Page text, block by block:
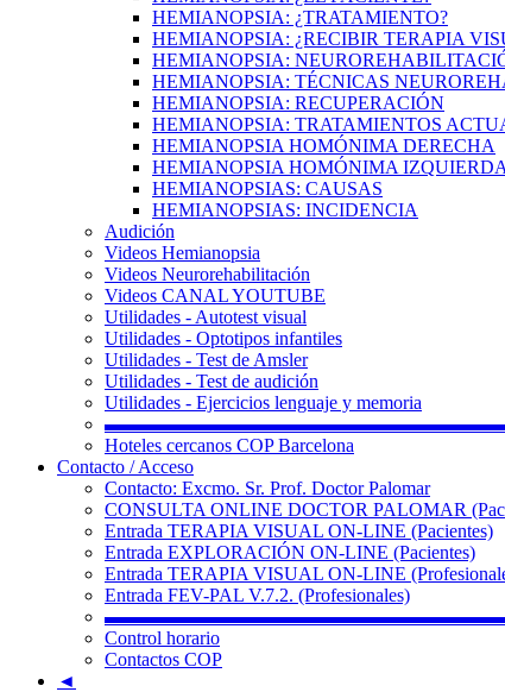
HEMIANOPSIA: ¿TRATAMIENTO?
HEMIANOPSIA: ¿RECIBIR TERAPIA
HEMIANOPSIA:
HEMIANOPSIA: TÉCNICAS
HEMIANOPSIA: RECUPERACIÓN
HEMIANOPSIA: TRATAMIENTOS
HEMIANOPSIA HOMÓNIMA DERECHA
HEMIANOPSIA HOMÓNIMA IZQUIERDA
HEMIANOPSIAS: CAUSAS
HEMIANOPSIAS: INCIDENCIA
Audición
Videos Hemianopsia
Videos Neurorehabilitación
Videos CANAL YOUTUBE
Utilidades - Autotest visual
Utilidades - Optotipos infantiles
Utilidades - Test de Amsler
Utilidades - Test de audición
Utilidades - Ejercicios lenguaje y memoria
Hoteles cercanos COP Barcelona
Contacto / Acceso
Contacto: Excmo. Sr. Prof. Doctor Palomar
CONSULTA ONLINE DOCTOR PALOMAR
Entrada TERAPIA VISUAL ON-LINE (Pacientes)
Entrada EXPLORACIÓN ON-LINE (Pacientes)
Entrada TERAPIA VISUAL ON-LINE
Entrada FEV-PAL V.7.2. (Profesionales)
Control horario
Contactos COP
◄